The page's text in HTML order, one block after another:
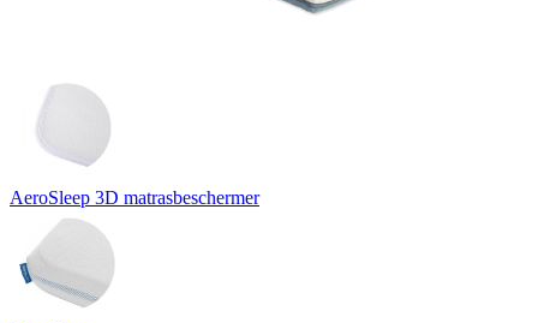
AeroSleep 3D matrasbeschermer